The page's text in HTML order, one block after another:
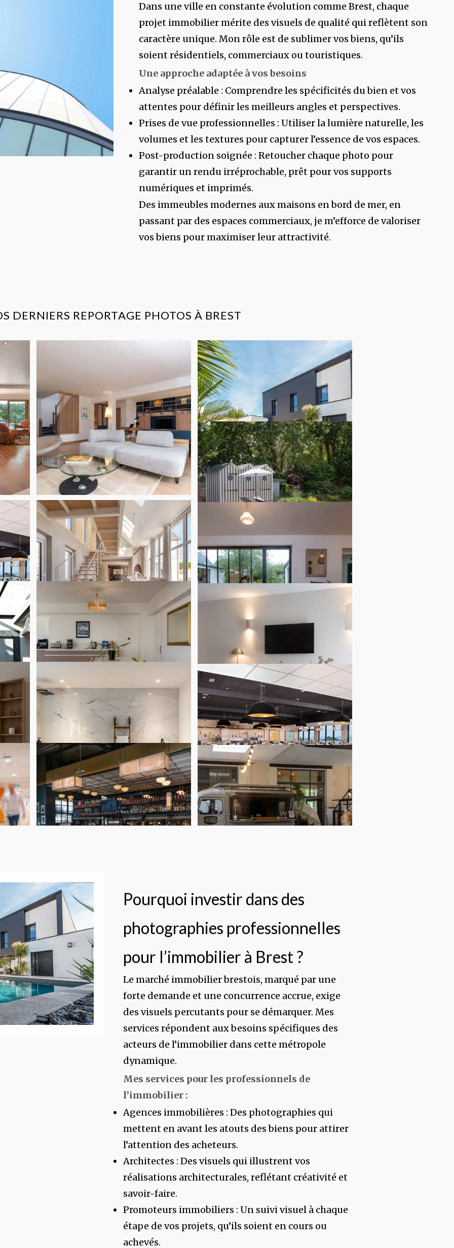
Dans une ville en constante évolution comme Brest, chaque
projet immobilier mérite des visuels de qualité qui reflètent son
caractère unique. Mon rôle est de sublimer vos biens, qu’ils
soient résidentiels, commerciaux ou touristiques.
Une approche adaptée à vos besoins
Analyse préalable : Comprendre les spécificités du bien et vos
attentes pour définir les meilleurs angles et perspectives.
Prises de vue professionnelles : Utiliser la lumière naturelle, les
volumes et les textures pour capturer l’essence de vos espaces.
Post-production soignée : Retoucher chaque photo pour
garantir un rendu irréprochable, prêt pour vos supports
numériques et imprimés.
Des immeubles modernes aux maisons en bord de mer, en
passant par des espaces commerciaux, je m’efforce de valoriser
vos biens pour maximiser leur attractivité.
DERNIERS REPORTAGE PHOTOS À BREST
Pourquoi investir dans des
photographies professionnelles
pour l’immobilier à Brest ?
Le marché immobilier brestois, marqué par une
forte demande et une concurrence accrue, exige
des visuels percutants pour se démarquer. Mes
services répondent aux besoins spécifiques des
acteurs de l’immobilier dans cette métropole
dynamique.
Mes services pour les professionnels de
l’immobilier :
Agences immobilières : Des photographies qui
mettent en avant les atouts des biens pour attirer
l’attention des acheteurs.
Architectes : Des visuels qui illustrent vos
réalisations architecturales, reflétant créativité et
savoir-faire.
Promoteurs immobiliers : Un suivi visuel à chaque
étape de vos projets, qu’ils soient en cours ou
achevés.